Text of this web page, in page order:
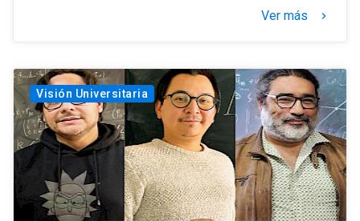
Ver más keyboard_arrow_right
Visión Universitaria